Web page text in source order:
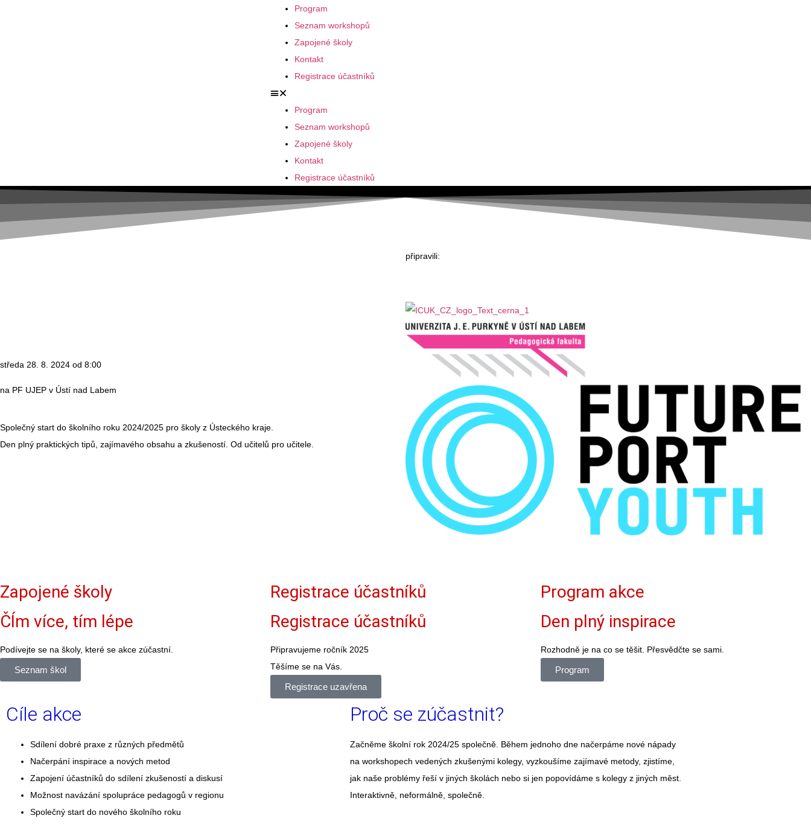
Program
Seznam workshopů
Zapojené školy
Kontakt
Registrace účastníků
Program
Seznam workshopů
Zapojené školy
Kontakt
Registrace účastníků
středa 28. 8. 2024 od 8:00
na PF UJEP v Ústí nad Labem
Společný start do školního roku 2024/2025 pro školy z Ústeckého kraje.
Den plný praktických tipů, zajímavého obsahu a zkušeností. Od učitelů pro učitele.
připravili:
Zapojené školy
ČÍm více, tím lépe
Podívejte se na školy, které se akce zúčastní.
Seznam škol
Registrace účastníků
Registrace účastníků
Připravujeme ročník 2025
Těšíme se na Vás.
Registrace uzavřena
Program akce
Den plný inspirace
Rozhodně je na co se těšit. Přesvědčte se sami.
Program
Cíle akce
Sdílení dobré praxe z různých předmětů
Načerpání inspirace a nových metod
Zapojení účastníků do sdílení zkušeností a diskusí
Možnost navázání spolupráce pedagogů v regionu
Společný start do nového školního roku
Proč se zúčastnit?
Začněme školní rok 2024/25 společně. Během jednoho dne načerpáme nové nápady
na workshopech vedených zkušenými kolegy, vyzkoušíme zajímavé metody, zjistíme,
jak naše problémy řeší v jiných školách nebo si jen popovídáme s kolegy z jiných měst.
Interaktivně, neformálně, společně.